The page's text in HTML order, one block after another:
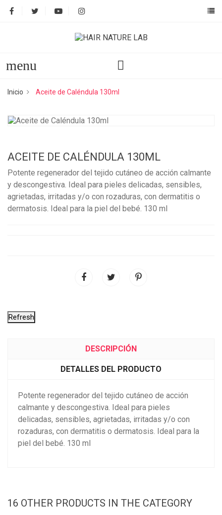
menu
Inicio Aceite de Caléndula 130ml
ACEITE DE CALÉNDULA 130ML
Potente regenerador del tejido cutáneo de acción calmante
y descongestiva. Ideal para pieles delicadas, sensibles,
agrietadas, irritadas y/o con rozaduras, con dermatitis o
dermatosis. Ideal para la piel del bebé. 130 ml
DESCRIPCIÓN
DETALLES DEL PRODUCTO
Potente regenerador del tejido cutáneo de acción
calmante y descongestiva. Ideal para pieles
delicadas, sensibles, agrietadas, irritadas y/o con
rozaduras, con dermatitis o dermatosis. Ideal para la
piel del bebé. 130 ml
16 OTHER PRODUCTS IN THE CATEGORY